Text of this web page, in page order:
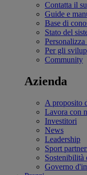
Contatta il
Guide e
Base di
Stato del
Per gli
Community
Azienda
A proposito
Lavora con
Investitori
News
Leadership
Sport
Sostenibilità
Governo